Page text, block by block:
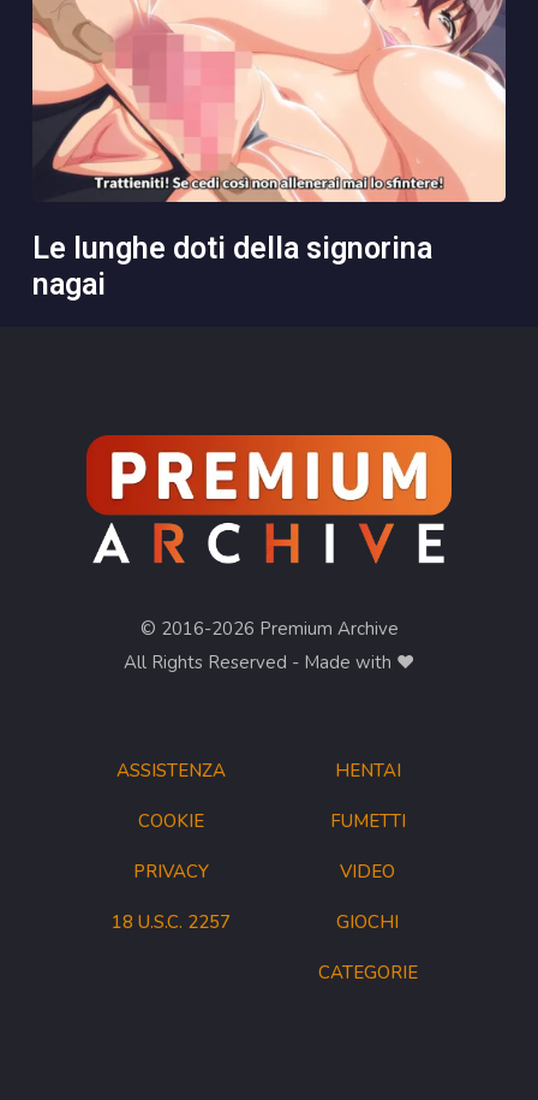
le lunghe doti della signorina
nagai
ASSISTENZA
COOKIE
PRIVACY
18 U.S.C. 2257
© 2016-2026 Premium Archive
All Rights Reserved - Made with ❤︎
HENTAI
FUMETTI
VIDEO
GIOCHI
CATEGORIE